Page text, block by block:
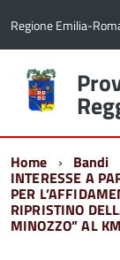
Regione Emilia-
Torna
alla
home
Home Bandi
INTERESSE A
PER
RIPRISTINO
MINOZZO” AL